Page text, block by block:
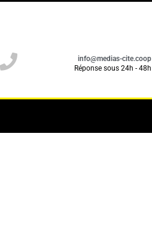
info@medias-cite.coop
Réponse sous 24h - 48h